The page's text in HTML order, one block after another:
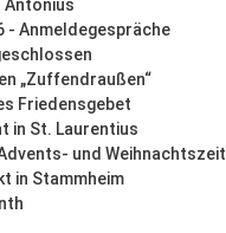
Antonius
- Anmeldegespräche
„Zuffendraußen“
Friedensgebet
in St. Laurentius
und Weihnachtszeit
in Stammheim